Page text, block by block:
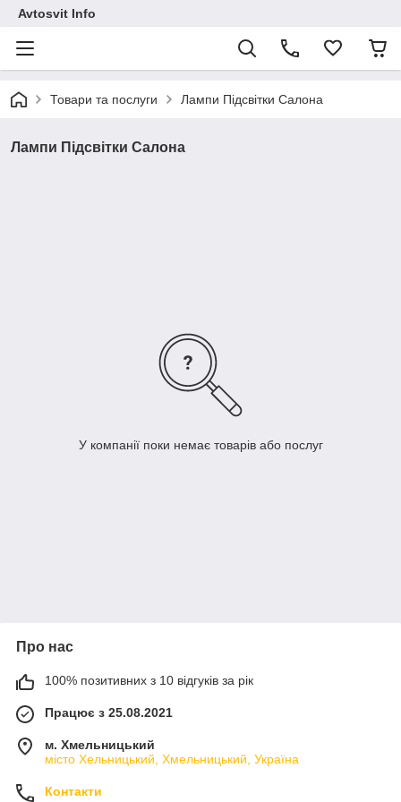
Avtosvit Info
Товари та послуги Лампи Підсвітки Салона
Лампи Підсвітки Салона
У компанії поки немає товарів або послуг
Про нас
100% позитивних з 10 відгуків за рік
Працює з 25.08.2021
м. Хмельницький
місто Хельницький, Хмельницький, Україна
Контакти